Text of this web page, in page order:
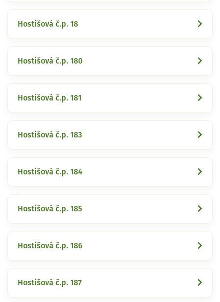
Hostišová č.p. 18
Hostišová č.p. 180
Hostišová č.p. 181
Hostišová č.p. 183
Hostišová č.p. 184
Hostišová č.p. 185
Hostišová č.p. 186
Hostišová č.p. 187